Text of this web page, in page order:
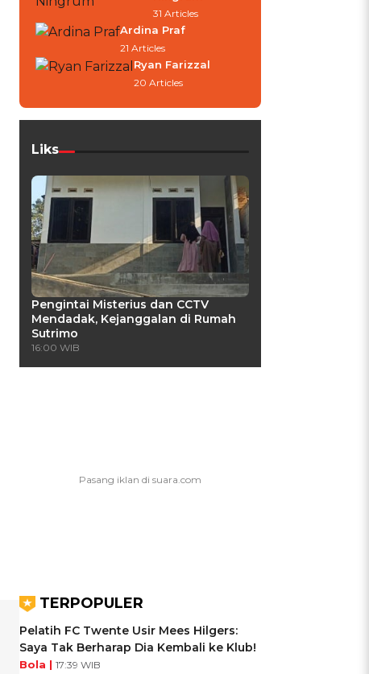
31 Articles
Ardina Praf
21 Articles
Ryan Farizzal
20 Articles
Liks
Pengintai Misterius dan CCTV
Mendadak, Kejanggalan di Rumah
Sutrimo
16:00 WIB
TERPOPULER
Pelatih FC Twente Usir Mees Hilgers:
Saya Tak Berharap Dia Kembali ke Klub!
Bola | 17:39 WIB